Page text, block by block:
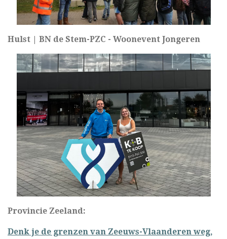
Hulst | BN de Stem-PZC - Woonevent Jongeren
Provincie Zeeland:
Denk je de grenzen van Zeeuws-Vlaanderen weg,